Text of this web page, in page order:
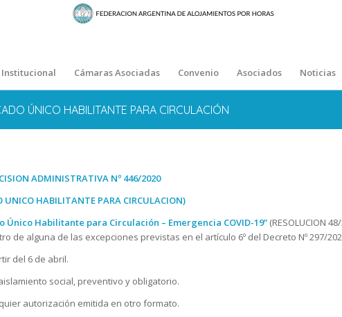
Institucional Cámaras Asociadas Convenio Asociados Noticias
ÚNICO HABILITANTE PARA CIRCULACIÓN
ADMINISTRATIVA Nº 446/2020
UNICO HABILITANTE PARA CIRCULACION)
Único Habilitante para Circulación – Emergencia COVID-19” (RESOLUCION
de alguna de las excepciones previstas en el artículo 6º del Decreto Nº 297/
del 6 de abril.
social, preventivo y obligatorio.
autorización emitida en otro formato.